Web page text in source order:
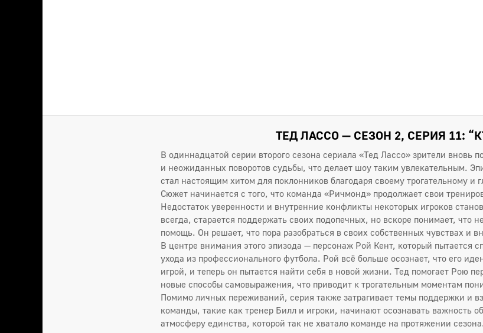
ТЕД ЛАССО — СЕЗОН 2, СЕРИЯ 11:
В одиннадцатой серии второго сезона сериала «Тед Лассо» зрители вновь
и неожиданных поворотов судьбы, что делает шоу таким увлекательным.
стал настоящим хитом для поклонников благодаря своему трогательному
Сюжет начинается с того, что команда «Ричмонд» продолжает свои
Недостаток уверенности и внутренние конфликты некоторых игроков
всегда, старается поддержать своих подопечных, но вскоре понимает, что
помощь. Он решает, что пора разобраться в своих собственных чувствах и
В центре внимания этого эпизода — персонаж Рой Кент, который пытается
ухода из профессионального футбола. Рой всё больше осознает, что его
игрой, и теперь он пытается найти себя в новой жизни. Тед помогает Рою
новые способы самовыражения, что приводит к трогательным моментам
Помимо личных переживаний, серия также затрагивает темы поддержки и
команды, такие как тренер Билл и игроки, начинают осознавать важность
атмосферу единства, которой так не хватало команде на протяжении